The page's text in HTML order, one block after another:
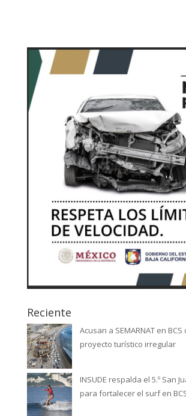
Reciente
Acusan a SEMARNAT en
proyecto turístico irregular
INSUDE respalda el 5.º San
para fortalecer el surf en